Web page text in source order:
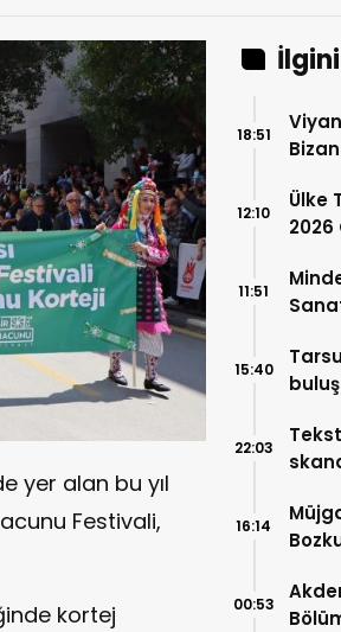
yer alan bu yıl
Festivali,
kortej
18:51
Ülke
12:10
11:51
15:40
22:03
16:14
00:53